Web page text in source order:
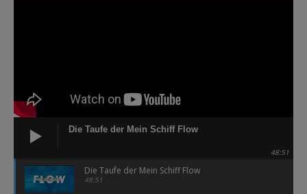
Die Taufe der Mein Schiff Flow
48:51
Die Taufe der Mein Schiff Flow
48:51